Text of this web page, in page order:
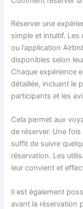
Réserver une
simple et intuitif. Les
ou l’application
disponibles selon
Chaque expérience
détaillée, incluant le
participants et les
Cela permet aux
de réserver. Une fois
suffit de suivre
réservation. Les
leur convient et
Il est également
avant la réservation